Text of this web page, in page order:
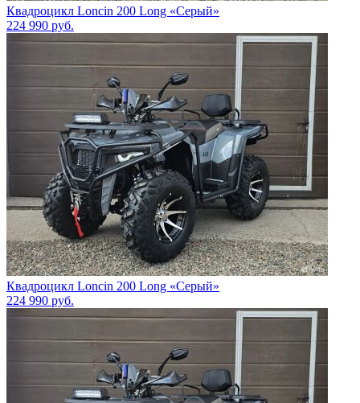
Квадроцикл Loncin 200 Long «Серый»
224 990 руб.
Квадроцикл Loncin 200 Long «Серый»
224 990 руб.